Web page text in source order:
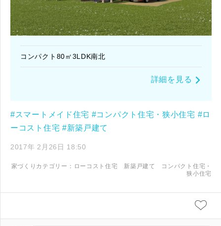
コンパクト80㎡3LDK南北
詳細を見る
#スマートメイド住宅 #コンパクト住宅・狭小住宅 #ロ
ーコスト住宅 #新築戸建て
2017年 2月26日 18:50
家づくりカテゴリー： ローコスト住宅 新築戸建て
コンパクト住宅・
狭小住宅